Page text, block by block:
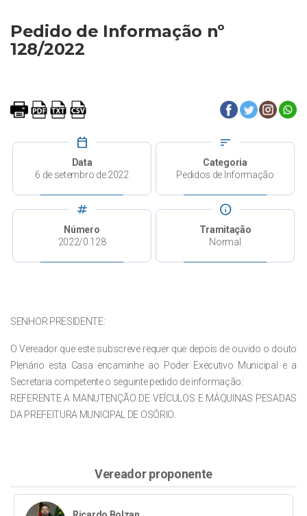
Pedido de Informação nº
128/2022
calendar_today
Data
6 de setembro de 2022
sort
Categoria
Pedidos de Informação
tag
Número
2022/0.128
info
Tramitação
Normal
SENHOR PRESIDENTE:
O Vereador que este subscreve requer que depois de ouvido o douto
Plenário esta Casa encaminhe ao Poder Executivo Municipal e a
Secretaria competente o seguinte pedido de informação:
REFERENTE A MANUTENÇÃO DE VEÍCULOS E MÁQUINAS PESADAS
DA PREFEITURA MUNICIPAL DE OSÓRIO.
Vereador proponente